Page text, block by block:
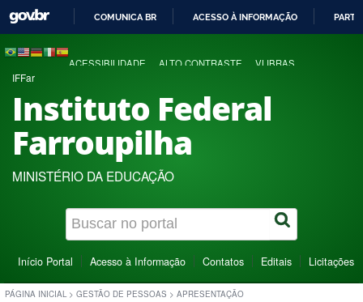
COMUNICA BR ACESSO À INFORMAÇÃO
ACESSIBILIDADE ALTO CONTRASTE VLIBRAS
IFFar
Instituto Federal
Farroupilha
MINISTÉRIO DA EDUCAÇÃO
Início Portal Acesso à Informação Contatos Editais Licitações
PÁGINA INICIAL > GESTÃO DE PESSOAS > APRESENTAÇÃO